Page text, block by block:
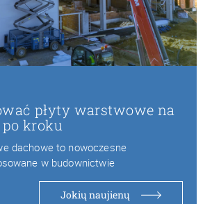
płyty warstwowe na
kroku
dachowe to nowoczesne
w budownictwie
magazynowym i rolniczym. Składają
Jokių naujienų